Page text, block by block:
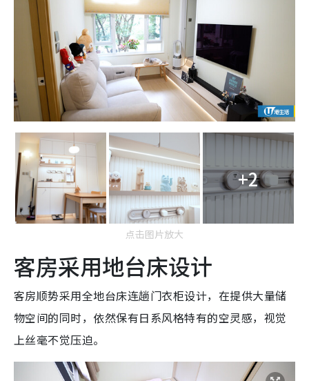
+2
点击图片放大
客房采用地台床设计
客房顺势采用全地台床连趟门衣柜设计，在提供大量储
物空间的同时，依然保有日系风格特有的空灵感，视觉
上丝毫不觉压迫。